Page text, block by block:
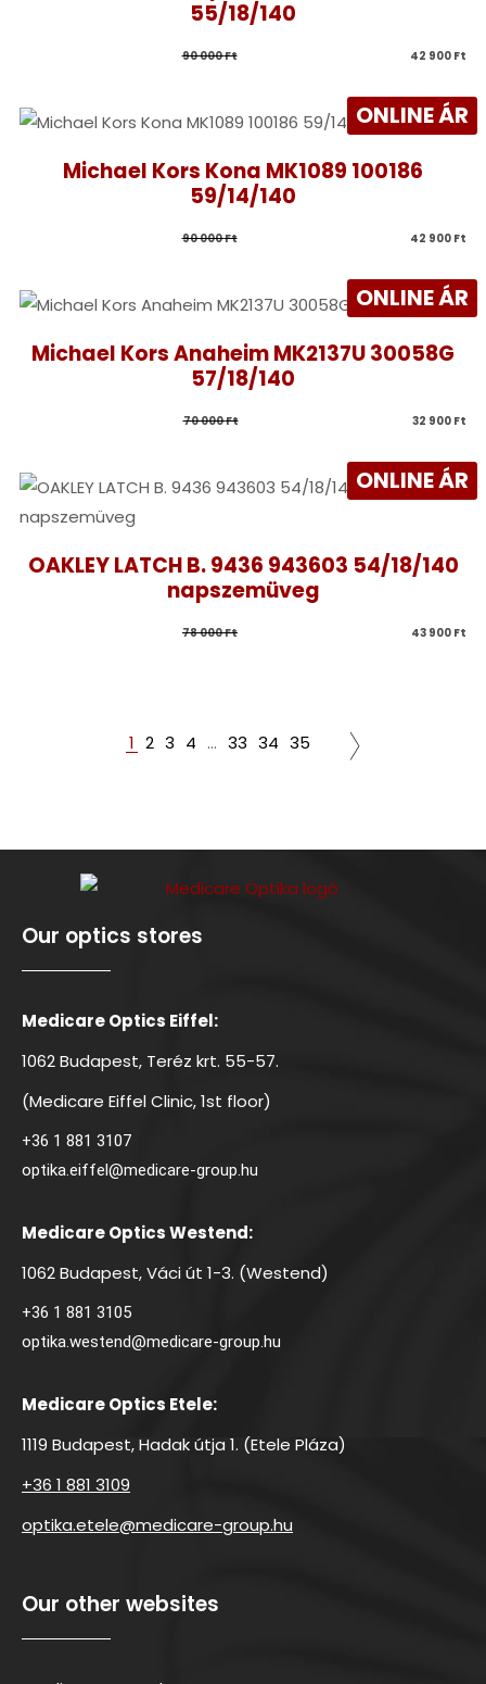
55/18/140
90 000 Ft 42 900 Ft
ONLINE ÁR
Michael Kors Kona MK1089 100186
59/14/140
90 000 Ft 42 900 Ft
ONLINE ÁR
Michael Kors Anaheim MK2137U 30058G
57/18/140
70 000 Ft 32 900 Ft
ONLINE ÁR
OAKLEY LATCH B. 9436 943603 54/18/140
napszemüveg
78 000 Ft 43 900 Ft
1 2 3 4 … 33 34 35
Our optics stores
Medicare Optics Eiffel:
1062 Budapest, Teréz krt. 55-57.
(Medicare Eiffel Clinic, 1st floor)
+36 1 881 3107
optika.eiffel@medicare-group.hu
Medicare Optics Westend:
1062 Budapest, Váci út 1-3. (Westend)
+36 1 881 3105
optika.westend@medicare-group.hu
Medicare Optics Etele:
1119 Budapest, Hadak útja 1. (Etele Pláza)
+36 1 881 3109
optika.etele@medicare-group.hu
Our other websites